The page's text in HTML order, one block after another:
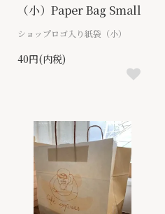
（小）Paper Bag Small
ショップロゴ入り紙袋（小）
40円(内税)